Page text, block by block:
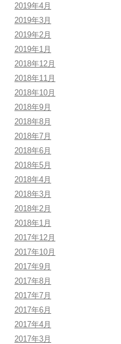
2019年4月
2019年3月
2019年2月
2019年1月
2018年12月
2018年11月
2018年10月
2018年9月
2018年8月
2018年7月
2018年6月
2018年5月
2018年4月
2018年3月
2018年2月
2018年1月
2017年12月
2017年10月
2017年9月
2017年8月
2017年7月
2017年6月
2017年4月
2017年3月